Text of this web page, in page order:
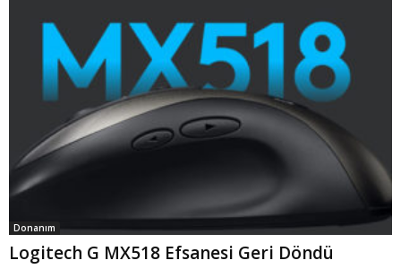
Donanım
Logitech G MX518 Efsanesi Geri Döndü